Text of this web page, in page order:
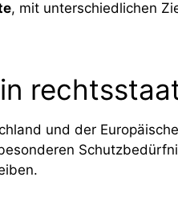
, mit unterschiedlichen
und der